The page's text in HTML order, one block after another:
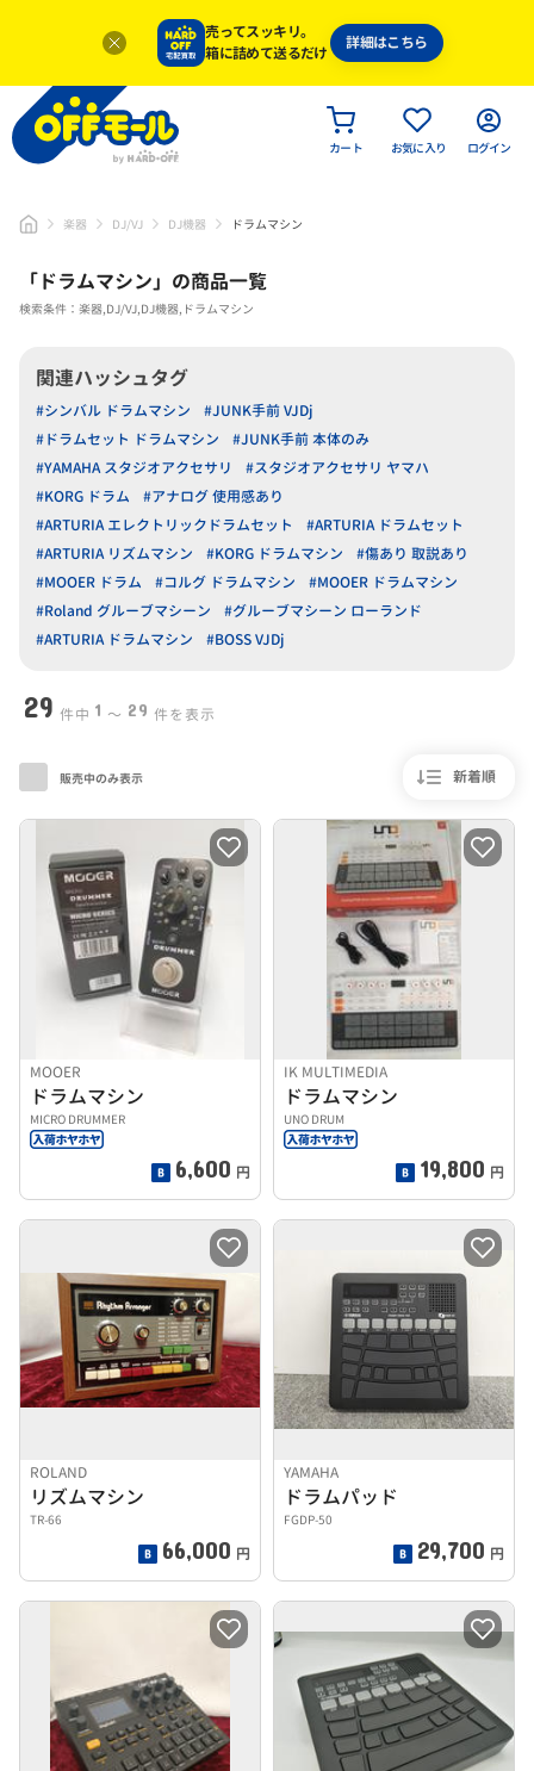
売ってスッキリ。
箱に詰めて送るだけ
詳細はこちら
カート お気に入り ログイン
楽器 DJ/VJ DJ機器 ドラムマシン
「ドラムマシン」 の商品一覧
検索条件：楽器,DJ/VJ,DJ機器,ドラムマシン
関連ハッシュタグ
#シンバル ドラムマシン
#JUNK手前 VJDj
#ドラムセット ドラムマシン
#JUNK手前 本体のみ
#YAMAHA スタジオアクセサリ
#スタジオアクセサリ ヤマハ
#KORG ドラム
#アナログ 使用感あり
#ARTURIA エレクトリックドラムセット
#ARTURIA ドラムセット
#ARTURIA リズムマシン
#KORG ドラムマシン
#傷あり 取説あり
#MOOER ドラム
#コルグ ドラムマシン
#MOOER ドラムマシン
#Roland グルーブマシーン
#グルーブマシーン ローランド
#ARTURIA ドラムマシン
#BOSS VJDj
29 件中 1 〜 29 件を表示
新着順
販売中のみ表示
MOOER
ドラムマシン
MICRO DRUMMER
6,600 円
IK MULTIMEDIA
ドラムマシン
UNO DRUM
19,800 円
ROLAND
リズムマシン
TR-66
66,000 円
YAMAHA
ドラムパッド
FGDP-50
29,700 円